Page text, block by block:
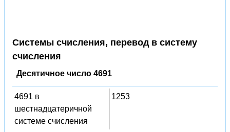
Системы счисления, перевод в систему
счисления
Десятичное число 4691
4691 в
шестнадцатеричной
системе счисления
1253